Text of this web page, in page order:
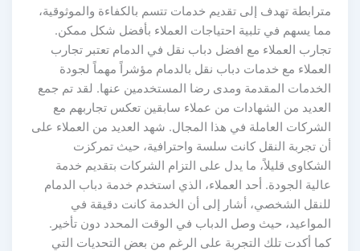
مترابطة تهدف إلى تقديم خدمات تتسم بالكفاءة والموثوقية،
مما يسهم في تلبية احتياجات العملاء بأفضل شكل ممكن.
تجارب العملاء مع افضل دباب نقل في الدمام تعتبر تجارب
العملاء مع خدمات دباب نقل بالدمام مؤشراً مهماً لجودة
الخدمات المقدمة ومدى رضا المستخدمين عنها. لقد تم جمع
العديد من الشهادات من عملاء سابقين تعكس تجاربهم مع
الشركات العاملة في هذا المجال. شهد العديد من العملاء على
أن تجربة النقل كانت سلسة واحترافية، حيث تمركزت
الشكاوى قليلاً، ما يدل على التزام الشركات بتقديم خدمة
عالية الجودة. أحد العملاء، الذي استخدم خدمة دباب الدمام
للنقل الشخصي، أشار إلى أن الخدمة كانت دقيقة في
المواعيد، حيث وصل الدباب في الوقت المحدد دون تأخير.
كما أكدت تلك التجربة على الرغم من بعض التحديات التي